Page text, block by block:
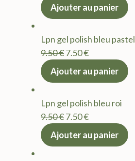
9.50 €.
actuel
7.50 €.
Ajouter au panier
Lpn gel polish bleu pastel
9.50€Le
prix
9.50 €.
7.50€Le
actuel
7.50 €.
Ajouter au panier
Lpn gel polish bleu roi
9.50€Le
prix
7.50€Le
actuel
Ajouter au panier